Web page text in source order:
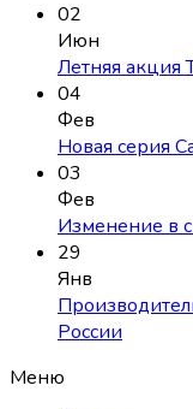
02
Июн
Летняя акция
04
Фев
Новая серия
03
Фев
Изменение в
29
Янв
России
Меню